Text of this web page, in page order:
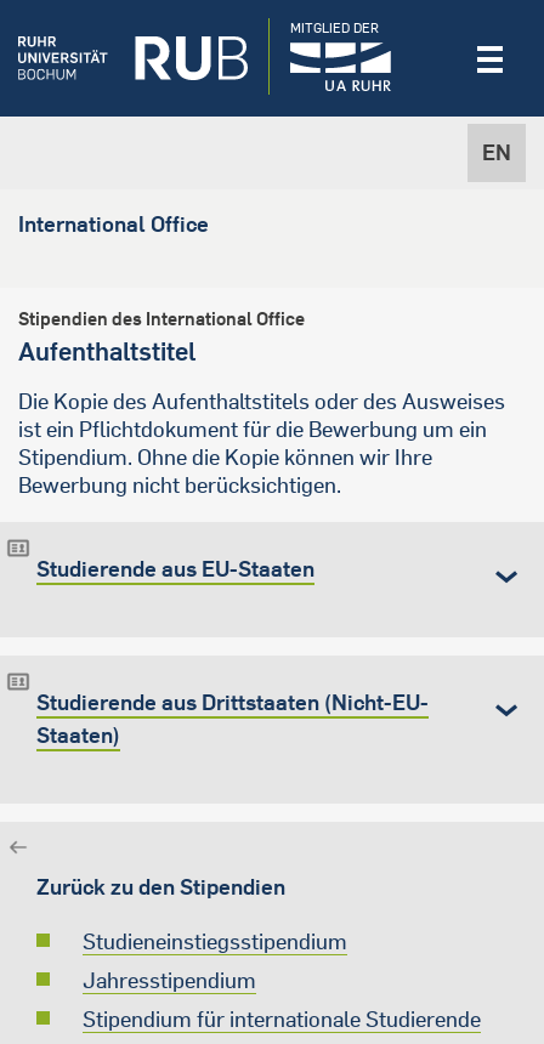
EN
MITGLIED DER
International Office
Stipendien des International Office
Aufenthaltstitel
Die Kopie des Aufenthaltstitels oder des Ausweises
ist ein Pflichtdokument für die Bewerbung um ein
Stipendium. Ohne die Kopie können wir Ihre
Bewerbung nicht berücksichtigen.
Studierende aus EU-Staaten
Studierende aus Drittstaaten (Nicht-EU-
Staaten)
Zurück zu den Stipendien
Studieneinstiegsstipendium
Jahresstipendium
Stipendium für internationale Studierende